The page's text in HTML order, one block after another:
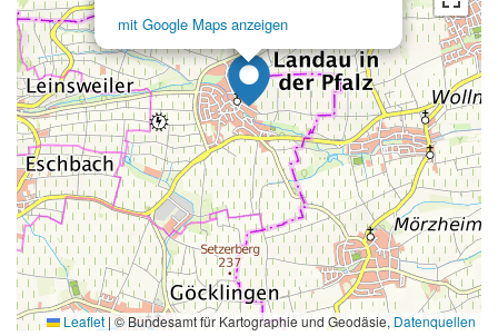
mit Google Maps anzeigen
Leaflet | © Bundesamt für Kartographie und Geodäsie, Datenquellen